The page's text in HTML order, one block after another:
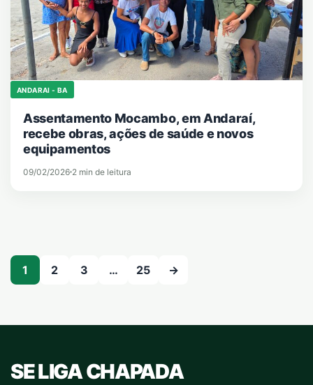
ANDARAI - BA
Assentamento Mocambo, em Andaraí,
recebe obras, ações de saúde e novos
equipamentos
09/02/2026 2 min de leitura
Paginação de posts
1 2 3 … 25 →
SE LIGA CHAPADA